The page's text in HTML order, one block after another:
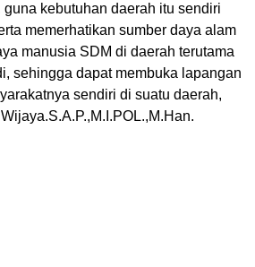
guna kebutuhan daerah itu sendiri
memerhatikan sumber daya alam
manusia SDM di daerah terutama
sehingga dapat membuka lapangan
sendiri di suatu daerah,